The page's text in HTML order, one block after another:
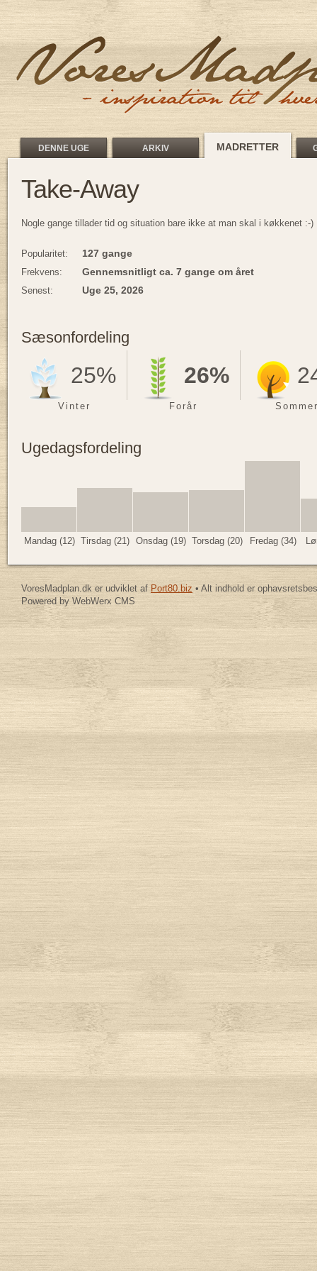
Take-Away
Nogle gange tillader tid og situation bare ikke at man skal i køkkenet :-)
Popularitet: 127 gange
Frekvens: Gennemsnitligt ca. 7 gange om året
Senest: Uge 25, 2026
Sæsonfordeling
25% 26%
Vinter Forår
Ugedagsfordeling
Mandag (12) Tirsdag (21) Onsdag (19) Torsdag (20) Fredag (34)
DENNE UGE ARKIV MADRETTER
VoresMadplan.dk er udviklet af Port80.biz • Alt indhold er
Powered by WebWerx CMS